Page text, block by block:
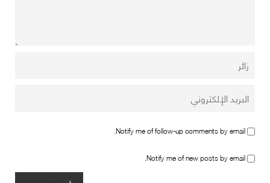
Notify me of follow-up comments by email.
Notify me of new posts by email.